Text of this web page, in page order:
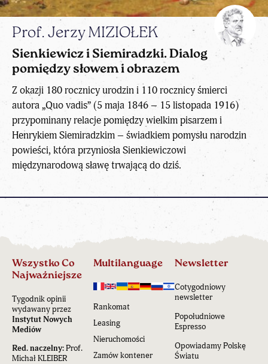
Prof. Jerzy MIZIOŁEK
Sienkiewicz i Siemiradzki. Dialog
pomiędzy słowem i obrazem
Z okazji 180 rocznicy urodzin i 110 rocznicy śmierci
autora „Quo vadis” (5 maja 1846 – 15 listopada 1916)
przypominany relacje pomiędzy wielkim pisarzem i
Henrykiem Siemiradzkim – świadkiem pomysłu narodzin
powieści, która przyniosła Sienkiewiczowi
międzynarodową sławę trwającą do dziś.
Wszystko Co
Najważniejsze
Tygodnik opinii
wydawany przez
Instytut Nowych
Mediów
Red. naczelny:Prof.
Michał KLEIBER
Multilanguage
Rankomat
Leasing
Nieruchomości
Zamów kontener
Newsletter
Cotygodniowy
newsletter
Popołudniowe
Espresso
Opowiadamy Polskę
Światu